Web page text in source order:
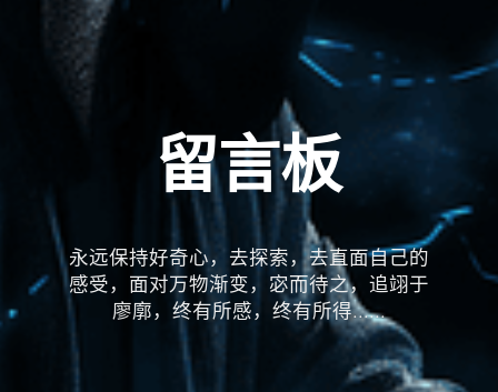
留言板
永远保持好奇心，去探索，去直面自己的
感受，面对万物渐变，宓而待之，追翊于
廖廓，终有所感，终有所得......